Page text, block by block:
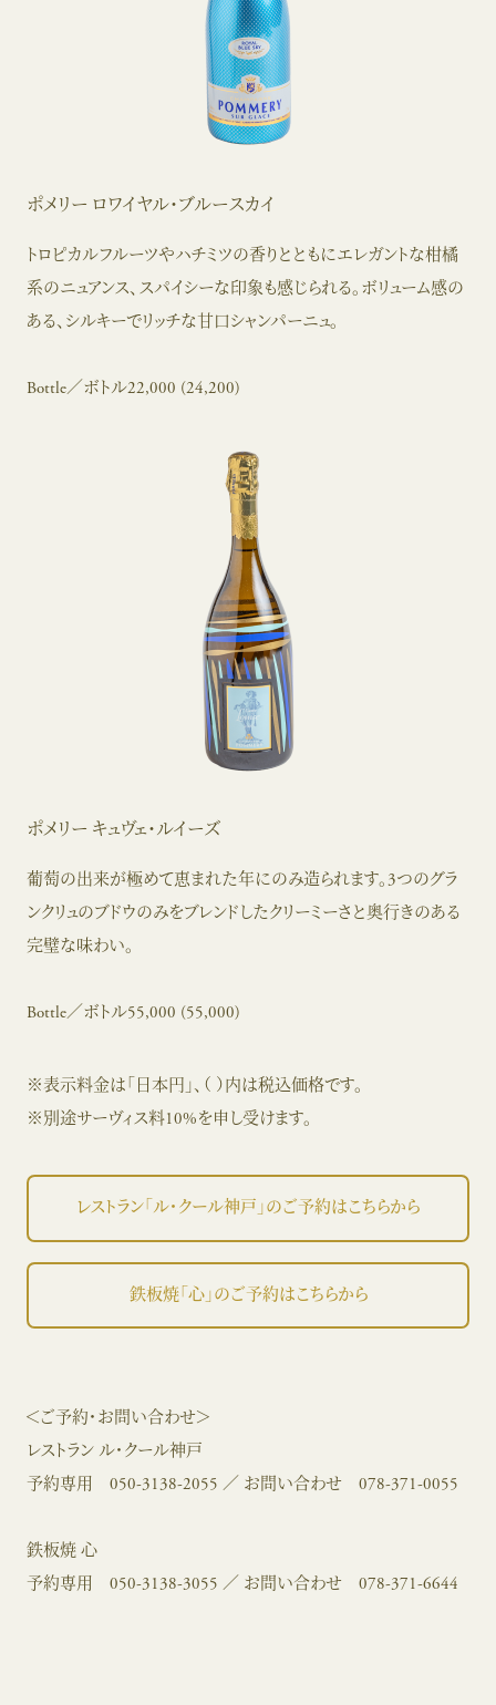
ポメリー ロワイヤル・ブルースカイ
トロピカルフルーツやハチミツの香りとともにエレガントな柑橘
系のニュアンス、スパイシーな印象も感じられる。ボリューム感の
ある、シルキーでリッチな甘口シャンパーニュ。
Bottle／ボトル22,000 (24,200)
ポメリー キュヴェ・ルイーズ
葡萄の出来が極めて恵まれた年にのみ造られます。3つのグラ
ンクリュのブドウのみをブレンドしたクリーミーさと奥行きのある
完璧な味わい。
Bottle／ボトル55,000 (55,000)
※表示料金は「日本円」、（ ）内は税込価格です。
※別途サーヴィス料10%を申し受けます。
レストラン「ル・クール神戸」のご予約はこちらから
鉄板焼「心」のご予約はこちらから
＜ご予約・お問い合わせ＞
レストラン ル・クール神戸
予約専用 050-3138-2055 ／ お問い合わせ 078-371-0055
鉄板焼 心
予約専用 050-3138-3055 ／ お問い合わせ 078-371-6644